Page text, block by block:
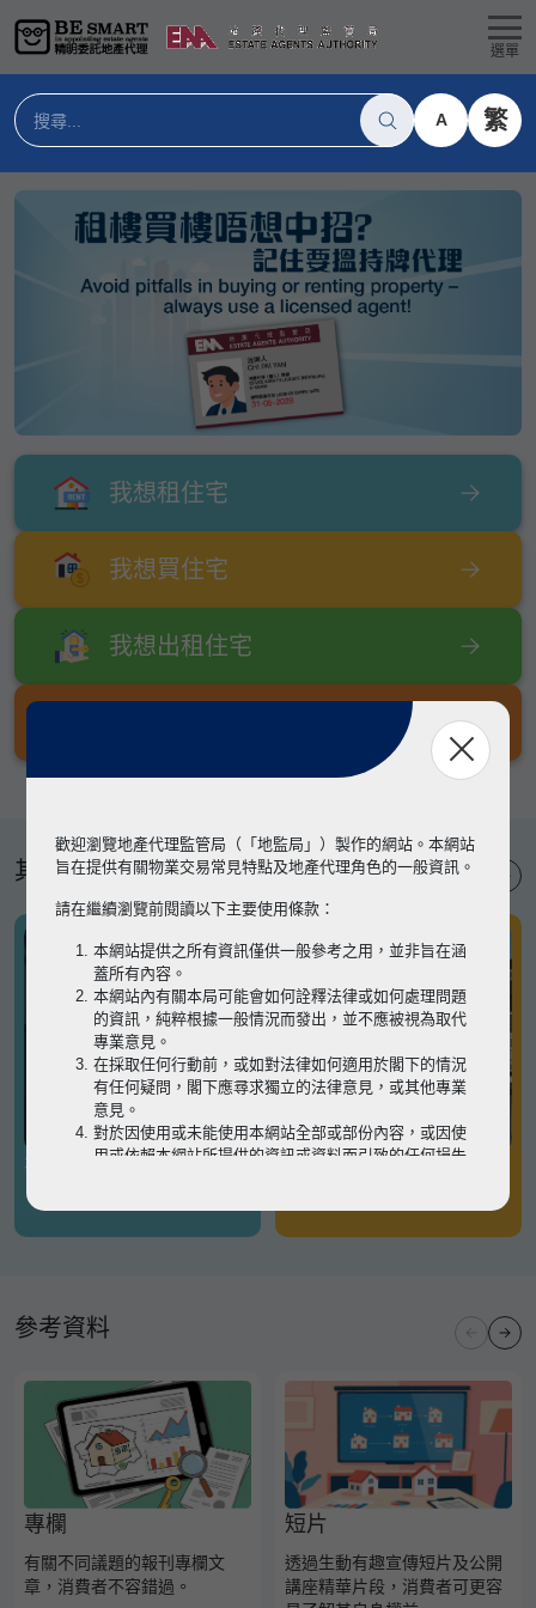
選單
A 繁
我想租住宅
我想買住宅
我想出租住宅
其他專題
有關凶宅
參考資料
專欄
有關不同議題的報刊專欄文
章，消費者不容錯過。
短片
透過生動有趣宣傳短片及公開
講座精華片段，消費者可更容
歡迎瀏覽地產代理監管局（「地監局」）製作的網站。本網站
旨在提供有關物業交易常見特點及地產代理角色的一般資訊。
請在繼續瀏覽前閱讀以下主要使用條款：
本網站提供之所有資訊僅供一般參考之用，並非旨在涵
蓋所有內容。
本網站內有關本局可能會如何詮釋法律或如何處理問題
的資訊，純粹根據一般情況而發出，並不應被視為取代
專業意見。
在採取任何行動前，或如對法律如何適用於閣下的情況
有任何疑問，閣下應尋求獨立的法律意見，或其他專業
意見。
對於因使用或未能使用本網站全部或部份內容，或因使
用或依賴本網站所提供的資訊或資料而引致的任何損失
瀏覽以細閱本網站使用條款的完整版本。如有任